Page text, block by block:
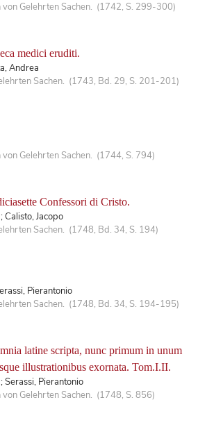
von Gelehrten Sachen. (1742, S. 299-300)
medici eruditi.
Andrea
Sachen. (1743, Bd. 29, S. 201-201)
Gelehrten Sachen. (1744, S. 794)
Confessori di Cristo.
Calisto, Jacopo
Sachen. (1748, Bd. 34, S. 194)
Pierantonio
Sachen. (1748, Bd. 34, S. 194-195)
latine scripta, nunc primum in unum
illustrationibus exornata. Tom.I.II.
Serassi, Pierantonio
Gelehrten Sachen. (1748, S. 856)